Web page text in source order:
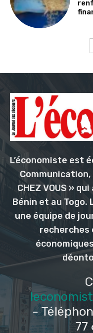
L’économiste est
CHEZ VOUS »
Bénin et au Togo.
une équipe de
-
77